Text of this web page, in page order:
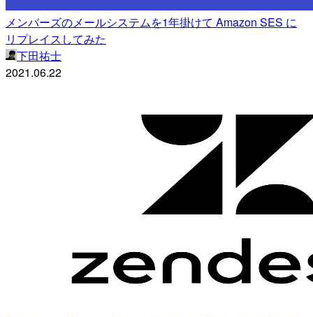
メンバーズのメールシステムを1年掛けて Amazon SES に
リプレイスしてみた
下田祐士
2021.06.22